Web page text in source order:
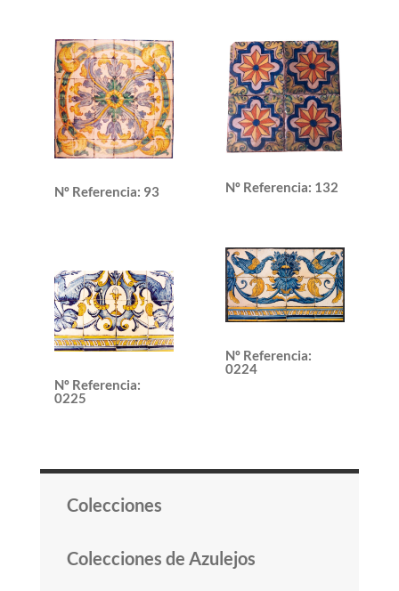
Nº Referencia: 93 Nº Referencia: 132
Nº Referencia:
0224
Nº Referencia:
0225
Colecciones
Colecciones de Azulejos